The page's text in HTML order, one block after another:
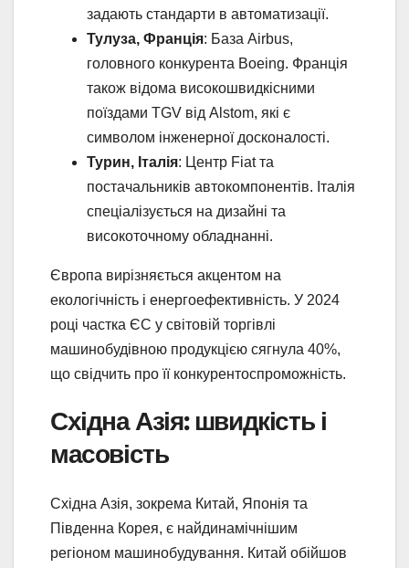
задають стандарти в автоматизації.
Тулуза, Франція: База Airbus,
головного конкурента Boeing. Франція
також відома високошвидкісними
поїздами TGV від Alstom, які є
символом інженерної досконалості.
Турин, Італія: Центр Fiat та
постачальників автокомпонентів. Італія
спеціалізується на дизайні та
високоточному обладнанні.
Європа вирізняється акцентом на
екологічність і енергоефективність. У 2024
році частка ЄС у світовій торгівлі
машинобудівною продукцією сягнула 40%,
що свідчить про її конкурентоспроможність.
Східна Азія: швидкість і
масовість
Східна Азія, зокрема Китай, Японія та
Південна Корея, є найдинамічнішим
регіоном машинобудування. Китай обійшов